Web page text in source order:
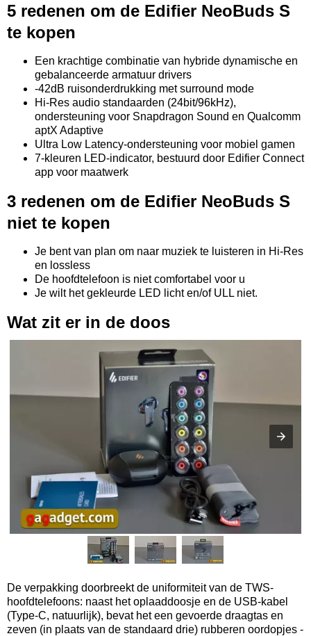
5 redenen om de Edifier NeoBuds S
te kopen
Een krachtige combinatie van hybride dynamische en
gebalanceerde armatuur drivers
-42dB ruisonderdrukking met surround mode
Hi-Res audio standaarden (24bit/96kHz),
ondersteuning voor Snapdragon Sound en Qualcomm
aptX Adaptive
Ultra Low Latency-ondersteuning voor mobiel gamen
7-kleuren LED-indicator, bestuurd door Edifier Connect
app voor maatwerk
3 redenen om de Edifier NeoBuds S
niet te kopen
Je bent van plan om naar muziek te luisteren in Hi-Res
en lossless
De hoofdtelefoon is niet comfortabel voor u
Je wilt het gekleurde LED licht en/of ULL niet.
Wat zit er in de doos
De verpakking doorbreekt de uniformiteit van de TWS-
hoofdtelefoons: naast het oplaaddoosje en de USB-kabel
(Type-C, natuurlijk), bevat het een gevoerde draagtas en
zeven (in plaats van de standaard drie) rubberen oordopjes -